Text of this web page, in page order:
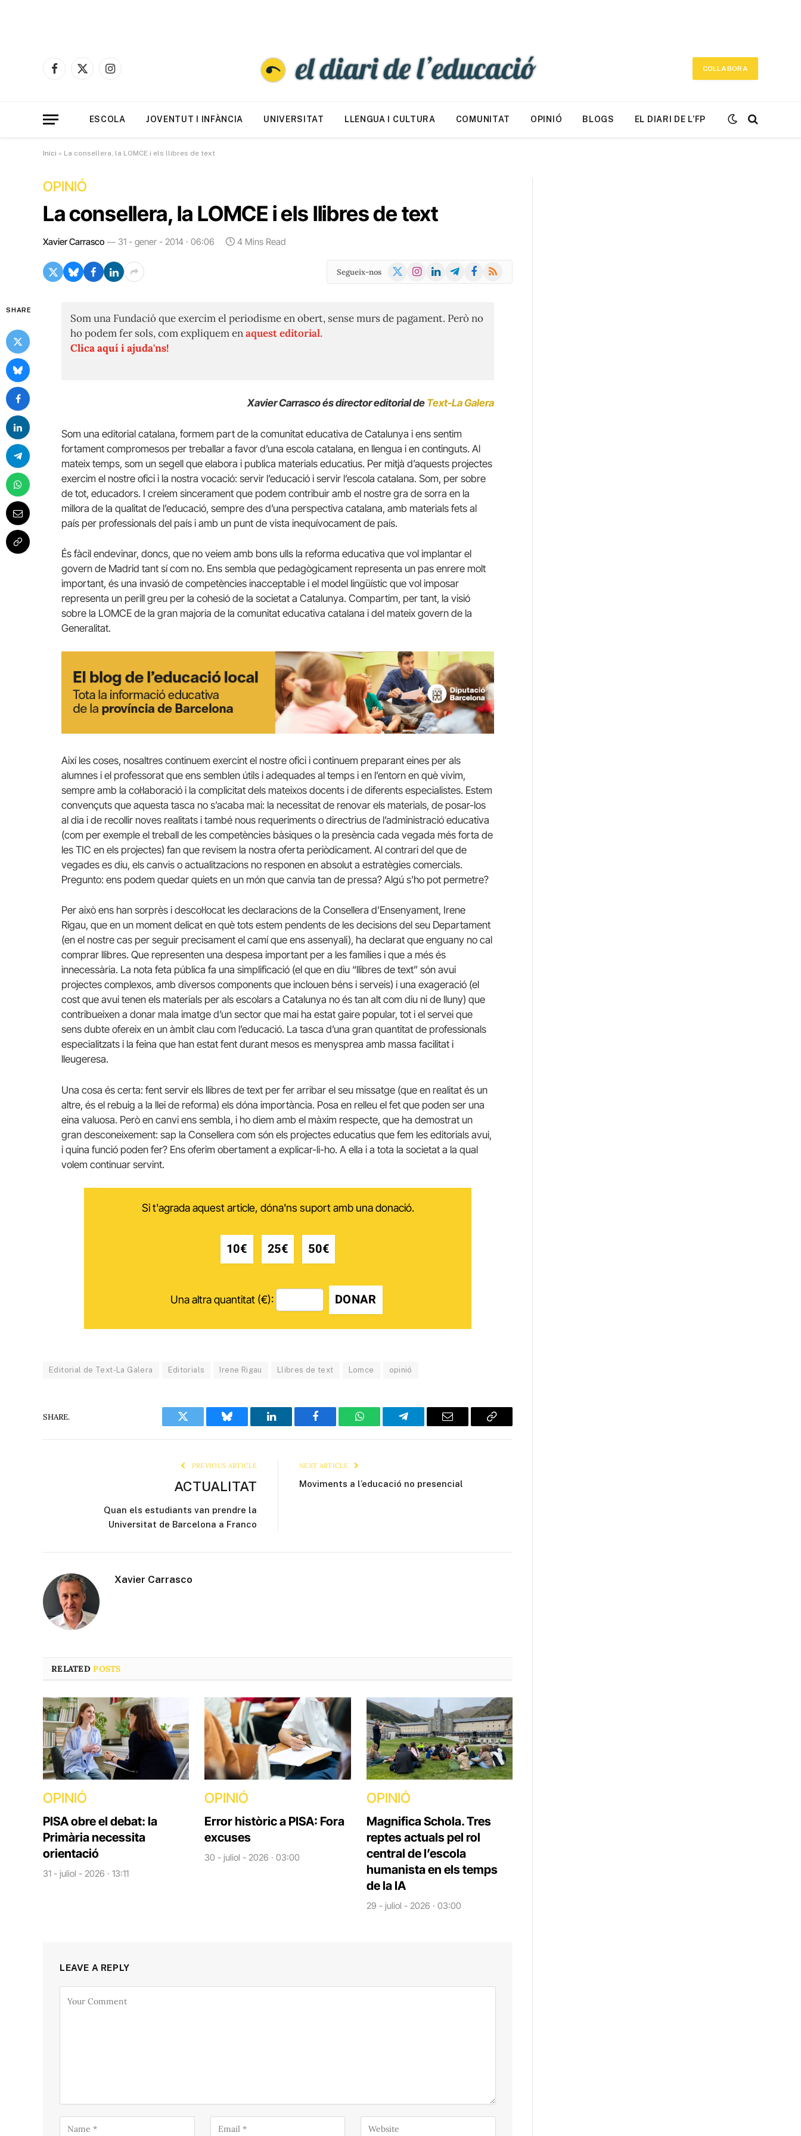
Facebook
X
Instagram
COL·LABORA
ESCOLA JOVENTUT I INFÀNCIA UNIVERSITAT LLENGUA I CULTURA COMUNITAT OPINIÓ BLOGS EL DIARI DE L’FP
Inici » La consellera, la LOMCE i els llibres de text
OPINIÓ
La consellera, la LOMCE i els llibres de text
Xavier Carrasco 31 - gener - 2014 · 06:06 4 Mins Read
Segueix-nos
X
Instagram
LinkedInTelegramFacebook
RSS
SHARE
Som una Fundació que exercim el periodisme en obert, sense murs de pagament. Però no
ho podem fer sols, com expliquem enaquest editorial.
Clica aquí i ajuda'ns!
Xavier Carrasco és director editorial de Text-La Galera
Som una editorial catalana, formem part de la comunitat educativa de Catalunya i ens sentim
fortament compromesos per treballar a favor d’una escola catalana, en llengua i en continguts. Al
mateix temps, som un segell que elabora i publica materials educatius. Per mitjà d’aquests projectes
exercim el nostre ofici i la nostra vocació: servir l’educació i servir l’escola catalana. Som, per sobre
de tot, educadors. I creiem sincerament que podem contribuir amb el nostre gra de sorra en la
millora de la qualitat de l’educació, sempre des d’una perspectiva catalana, amb materials fets al
país per professionals del país i amb un punt de vista inequívocament de país.
És fàcil endevinar, doncs, que no veiem amb bons ulls la reforma educativa que vol implantar el
govern de Madrid tant sí com no. Ens sembla que pedagògicament representa un pas enrere molt
important, és una invasió de competències inacceptable i el model lingüístic que vol imposar
representa un perill greu per la cohesió de la societat a Catalunya. Compartim, per tant, la visió
sobre la LOMCE de la gran majoria de la comunitat educativa catalana i del mateix govern de la
Generalitat.
Així les coses, nosaltres continuem exercint el nostre ofici i continuem preparant eines per als
alumnes i el professorat que ens semblen útils i adequades al temps i en l’entorn en què vivim,
sempre amb la col·laboració i la complicitat dels mateixos docents i de diferents especialistes. Estem
convençuts que aquesta tasca no s’acaba mai: la necessitat de renovar els materials, de posar-los
al dia i de recollir noves realitats i també nous requeriments o directrius de l’administració educativa
(com per exemple el treball de les competències bàsiques o la presència cada vegada més forta de
les TIC en els projectes) fan que revisem la nostra oferta periòdicament. Al contrari del que de
vegades es diu, els canvis o actualitzacions no responen en absolut a estratègies comercials.
Pregunto: ens podem quedar quiets en un món que canvia tan de pressa? Algú s’ho pot permetre?
Per això ens han sorprès i descol·locat les declaracions de la Consellera d’Ensenyament, Irene
Rigau, que en un moment delicat en què tots estem pendents de les decisions del seu Departament
(en el nostre cas per seguir precisament el camí que ens assenyali), ha declarat que enguany no cal
comprar llibres. Que representen una despesa important per a les famílies i que a més és
innecessària. La nota feta pública fa una simplificació (el que en diu “llibres de text” són avui
projectes complexos, amb diversos components que inclouen béns i serveis) i una exageració (el
cost que avui tenen els materials per als escolars a Catalunya no és tan alt com diu ni de lluny) que
contribueixen a donar mala imatge d’un sector que mai ha estat gaire popular, tot i el servei que
sens dubte ofereix en un àmbit clau com l’educació. La tasca d’una gran quantitat de professionals
especialitzats i la feina que han estat fent durant mesos es menysprea amb massa facilitat i
lleugeresa.
Una cosa és certa: fent servir els llibres de text per fer arribar el seu missatge (que en realitat és un
altre, és el rebuig a la llei de reforma) els dóna importància. Posa en relleu el fet que poden ser una
eina valuosa. Però en canvi ens sembla, i ho diem amb el màxim respecte, que ha demostrat un
gran desconeixement: sap la Consellera com són els projectes educatius que fem les editorials avui,
i quina funció poden fer? Ens oferim obertament a explicar-li-ho. A ella i a tota la societat a la qual
volem continuar servint.
Si t'agrada aquest article, dóna'ns suport amb una donació.
10€ 25€ 50€
Una altra quantitat (€): DONAR
Editorial de Text-La Galera Editorials Irene Rigau Llibres de text Lomce opinió
SHARE.
Twitter Bluesky LinkedIn Facebook WhatsAppTelegram Email
Copy
PREVIOUS ARTICLE
ACTUALITAT
Quan els estudiants van prendre la
Universitat de Barcelona a Franco
NEXT ARTICLE
Moviments a l’educació no presencial
Xavier Carrasco
RELATEDPOSTS
OPINIÓ
PISA obre el debat: la
Primària necessita
orientació
31 - juliol - 2026 · 13:11
OPINIÓ
Error històric a PISA: Fora
excuses
30 - juliol - 2026 · 03:00
OPINIÓ
Magnifica Schola. Tres
reptes actuals pel rol
central de l’escola
humanista en els temps
de la IA
29 - juliol - 2026 · 03:00
LEAVE A REPLY